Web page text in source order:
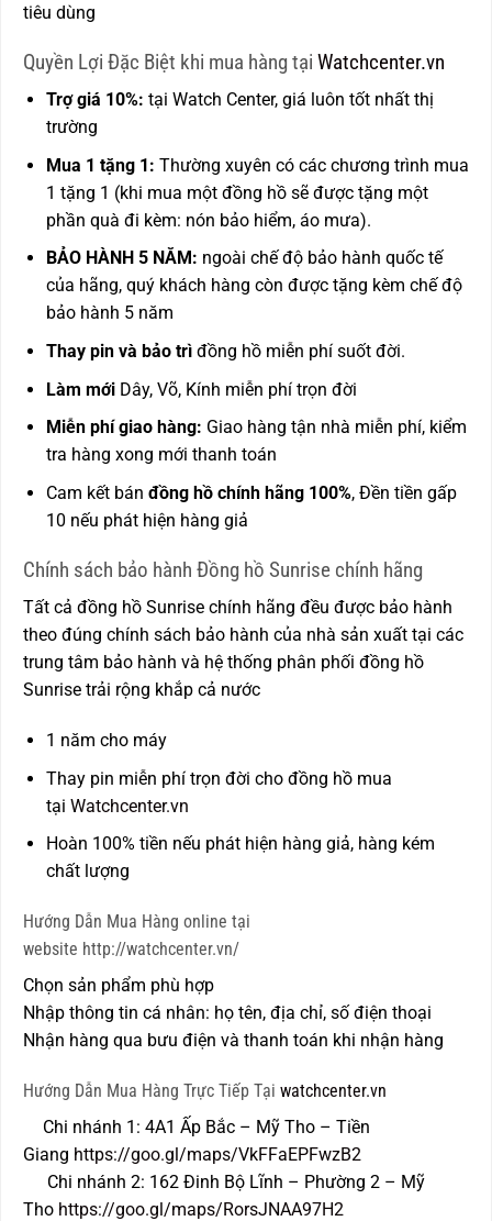
tiêu dùng
Quyền Lợi Đặc Biệt khi mua hàng tại Watchcenter.vn
Trợ giá 10%: tại Watch Center, giá luôn tốt nhất thị
trường
Mua 1 tặng 1: Thường xuyên có các chương trình mua
1 tặng 1 (khi mua một đồng hồ sẽ được tặng một
phần quà đi kèm: nón bảo hiểm, áo mưa).
BẢO HÀNH 5 NĂM: ngoài chế độ bảo hành quốc tế
của hãng, quý khách hàng còn được tặng kèm chế độ
bảo hành 5 năm
Thay pin và bảo trìđồng hồ miễn phí suốt đời.
Làm mới Dây, Võ, Kính miễn phí trọn đời
Miễn phí giao hàng: Giao hàng tận nhà miễn phí, kiểm
tra hàng xong mới thanh toán
Cam kết bán đồng hồ chính hãng 100%, Đền tiền gấp
10 nếu phát hiện hàng giả
Chính sách bảo hành Đồng hồ Sunrise chính hãng
Tất cả đồng hồ Sunrise chính hãng đều được bảo hành
theo đúng chính sách bảo hành của nhà sản xuất tại các
trung tâm bảo hành và hệ thống phân phối đồng hồ
Sunrise trải rộng khắp cả nước
1 năm cho máy
Thay pin miễn phí trọn đời cho đồng hồ mua
tại Watchcenter.vn
Hoàn 100% tiền nếu phát hiện hàng giả, hàng kém
chất lượng
Hướng Dẫn Mua Hàng online tại
website http://watchcenter.vn/
Chọn sản phẩm phù hợp
Nhập thông tin cá nhân: họ tên, địa chỉ, số điện thoại
Nhận hàng qua bưu điện và thanh toán khi nhận hàng
Hướng Dẫn Mua Hàng Trực Tiếp Tại watchcenter.vn
Chi nhánh 1: 4A1 Ấp Bắc – Mỹ Tho – Tiền
Giang https://goo.gl/maps/VkFFaEPFwzB2
Chi nhánh 2: 162 Đinh Bộ Lĩnh – Phường 2 – Mỹ
Tho https://goo.gl/maps/RorsJNAA97H2